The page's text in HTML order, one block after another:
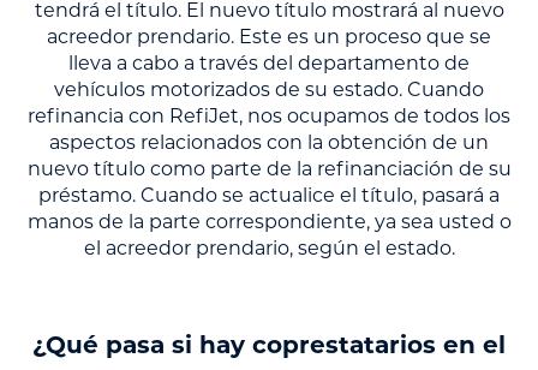
tendrá el título. El nuevo título mostrará al nuevo
acreedor prendario. Este es un proceso que se
lleva a cabo a través del departamento de
vehículos motorizados de su estado. Cuando
refinancia con RefiJet, nos ocupamos de todos los
aspectos relacionados con la obtención de un
nuevo título como parte de la refinanciación de su
préstamo. Cuando se actualice el título, pasará a
manos de la parte correspondiente, ya sea usted o
el acreedor prendario, según el estado.
¿Qué pasa si hay coprestatarios en el